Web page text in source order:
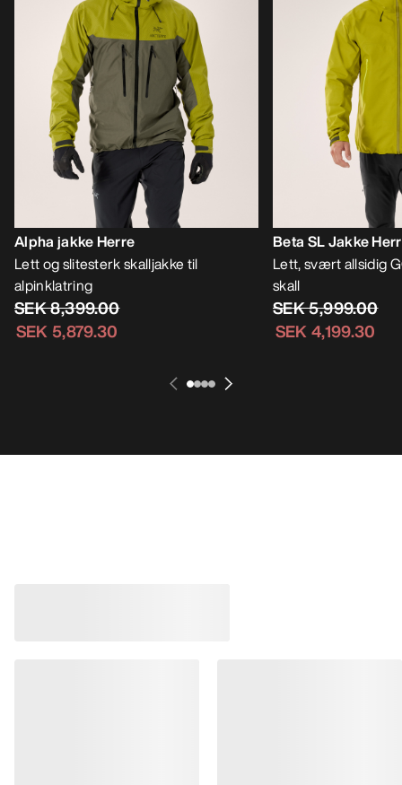
Alpha jakke Herre
Lett og slitesterk skalljakke til
alpinklatring
SEK 8,399.00
SEK 5,879.30
Beta SL Jakke
Lett, svært allsidig
skall
SEK 5,999.00
SEK 4,199.30